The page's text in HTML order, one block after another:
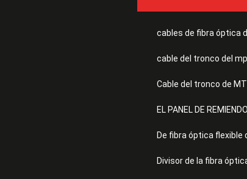
cables de fibra óptica
cable del tronco del
Cable del tronco de
EL PANEL DE
De fibra óptica flexible
Divisor de la fibra